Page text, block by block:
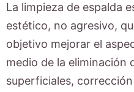
La limpieza de espalda
estético, no agresivo,
objetivo mejorar el
medio de la eliminación
superficiales,